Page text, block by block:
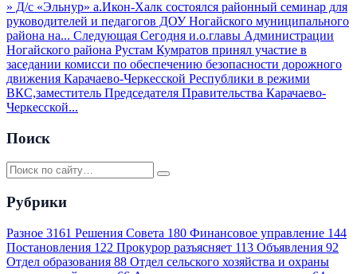
» Д/с «Эльнур» а.Икон-Халк состоялся районный семинар для
руководителей и педагогов ДОУ Ногайского муниципального
района на... Следующая Сегодня и.о.главы Администрации
Ногайского района Рустам Кумратов принял участие в
заседании комисси по обеспечению безопасности дорожного
движения Карачаево-Черкесской Республики в режими
ВКС,заместитель Председателя Правительства Карачаево-
Черкесской...
Поиск
Рубрики
Разное 3161 Решения Совета 180 Финансовое управление 144
Постановления 122 Прокурор разъясняет 113 Объявления 92
Отдел образования 88 Отдел сельского хозяйства и охраны